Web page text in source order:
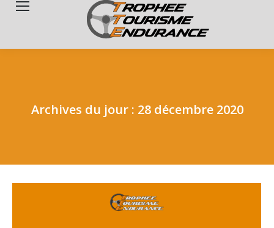
Archives du jour : 28 décembre 2020